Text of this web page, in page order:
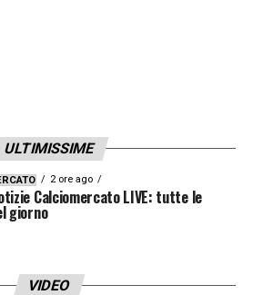
ULTIMISSIME
2 ore ago
Calciomercato LIVE: tutte le
giorno
VIDEO